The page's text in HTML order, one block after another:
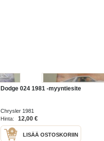
Dodge 024 1981 -myyntiesite
Chrysler 1981
Hinta:
12,00 €
LISÄÄ OSTOSKORIIN